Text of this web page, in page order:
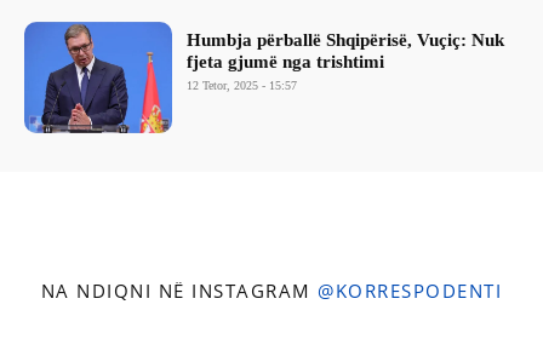
Humbja përballë Shqipërisë, Vuçiç: Nuk
fjeta gjumë nga trishtimi
12 Tetor, 2025 - 15:57
NA NDIQNI NË INSTAGRAM @KORRESPODENTI